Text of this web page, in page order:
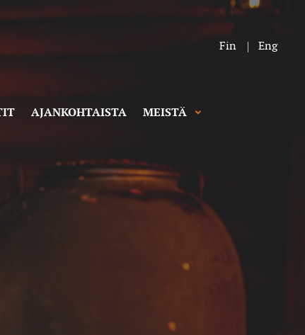
Fin Eng
AJANKOHTAISTA MEISTÄ